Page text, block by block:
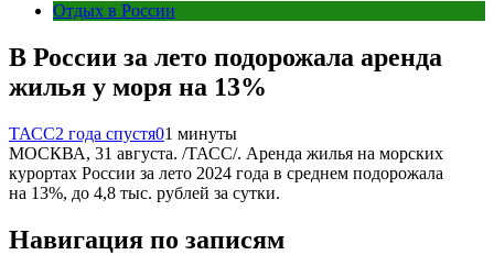
Отдых в России
В России за лето подорожала аренда
жилья у моря на 13%
ТАСС2 года спустя01 минуты
МОСКВА, 31 августа. /ТАСС/. Аренда жилья на морских
курортах России за лето 2024 года в среднем подорожала
на 13%, до 4,8 тыс. рублей за сутки.
Навигация по записям